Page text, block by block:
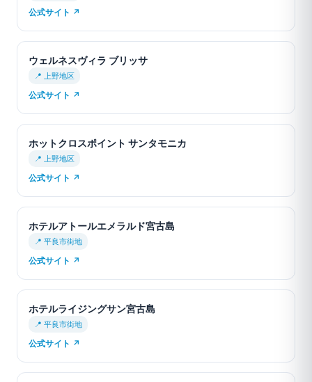
公式サイト ↗
ウェルネスヴィラ ブリッサ
📍 上野地区
公式サイト ↗
ホットクロスポイント サンタモニカ
📍 上野地区
公式サイト ↗
ホテルアトールエメラルド宮古島
📍 平良市街地
公式サイト ↗
ホテルライジングサン宮古島
📍 平良市街地
公式サイト ↗